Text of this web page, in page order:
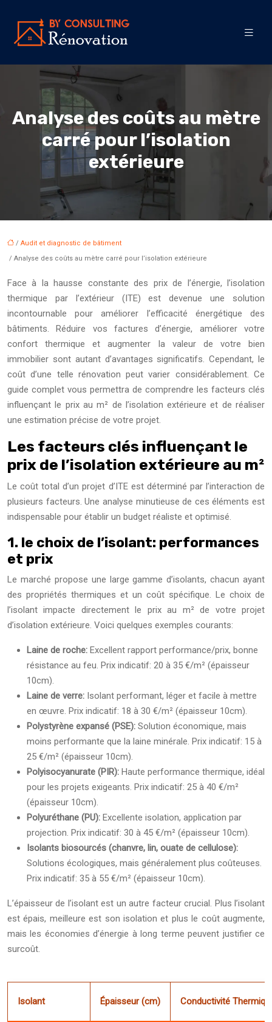
Analyse des coûts au mètre
carré pour l’isolation
extérieure
/ Audit et diagnostic de bâtiment
/ Analyse des coûts au mètre carré pour l’isolation extérieure
Face à la hausse constante des prix de l’énergie, l’isolation
thermique par l’extérieur (ITE) est devenue une solution
incontournable pour améliorer l’efficacité énergétique des
bâtiments. Réduire vos factures d’énergie, améliorer votre
confort thermique et augmenter la valeur de votre bien
immobilier sont autant d’avantages significatifs. Cependant, le
coût d’une telle rénovation peut varier considérablement. Ce
guide complet vous permettra de comprendre les facteurs clés
influençant le prix au m² de l’isolation extérieure et de réaliser
une estimation précise de votre projet.
Les facteurs clés influençant le
prix de l’isolation extérieure au m²
Le coût total d’un projet d’ITE est déterminé par l’interaction de
plusieurs facteurs. Une analyse minutieuse de ces éléments est
indispensable pour établir un budget réaliste et optimisé.
1. le choix de l’isolant: performances
et prix
Le marché propose une large gamme d’isolants, chacun ayant
des propriétés thermiques et un coût spécifique. Le choix de
l’isolant impacte directement le prix au m² de votre projet
d’isolation extérieure. Voici quelques exemples courants:
Laine de roche: Excellent rapport performance/prix, bonne
résistance au feu. Prix indicatif: 20 à 35 €/m² (épaisseur
10cm).
Laine de verre: Isolant performant, léger et facile à mettre
en œuvre. Prix indicatif: 18 à 30 €/m² (épaisseur 10cm).
Polystyrène expansé (PSE): Solution économique, mais
moins performante que la laine minérale. Prix indicatif: 15 à
25 €/m² (épaisseur 10cm).
Polyisocyanurate (PIR): Haute performance thermique, idéal
pour les projets exigeants. Prix indicatif: 25 à 40 €/m²
(épaisseur 10cm).
Polyuréthane (PU): Excellente isolation, application par
projection. Prix indicatif: 30 à 45 €/m² (épaisseur 10cm).
Isolants biosourcés (chanvre, lin, ouate de cellulose):
Solutions écologiques, mais généralement plus coûteuses.
Prix indicatif: 35 à 55 €/m² (épaisseur 10cm).
L’épaisseur de l’isolant est un autre facteur crucial. Plus l’isolant
est épais, meilleure est son isolation et plus le coût augmente,
mais les économies d’énergie à long terme peuvent justifier ce
surcoût.
Isolant Épaisseur (cm) Conductivité